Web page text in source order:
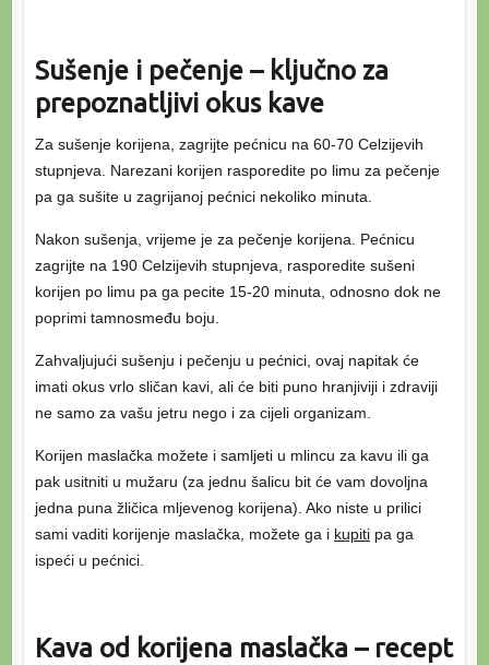
Sušenje i pečenje – ključno za
prepoznatljivi okus kave
Za sušenje korijena, zagrijte pećnicu na 60-70 Celzijevih
stupnjeva. Narezani korijen rasporedite po limu za pečenje
pa ga sušite u zagrijanoj pećnici nekoliko minuta.
Nakon sušenja, vrijeme je za pečenje korijena. Pećnicu
zagrijte na 190 Celzijevih stupnjeva, rasporedite sušeni
korijen po limu pa ga pecite 15-20 minuta, odnosno dok ne
poprimi tamnosmeđu boju.
Zahvaljujući sušenju i pečenju u pećnici, ovaj napitak će
imati okus vrlo sličan kavi, ali će biti puno hranjiviji i zdraviji
ne samo za vašu jetru nego i za cijeli organizam.
Korijen maslačka možete i samljeti u mlincu za kavu ili ga
pak usitniti u mužaru (za jednu šalicu bit će vam dovoljna
jedna puna žličica mljevenog korijena). Ako niste u prilici
sami vaditi korijenje maslačka, možete ga i kupitipa ga
ispeći u pećnici.
Kava od korijena maslačka – recept